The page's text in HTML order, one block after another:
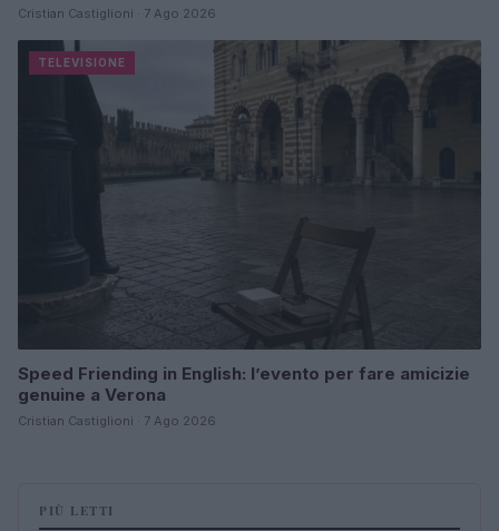
Cristian Castiglioni · 7 Ago 2026
TELEVISIONE
Speed Friending in English: l’evento per fare amicizie
genuine a Verona
Cristian Castiglioni · 7 Ago 2026
PIÙ LETTI